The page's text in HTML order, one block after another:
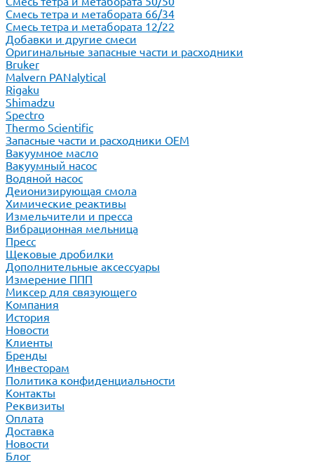
Смесь тетра и метабората 66/34
Смесь тетра и метабората 12/22
Добавки и другие смеси
Оригинальные запасные части и расходники
Bruker
Malvern PANalytical
Rigaku
Shimadzu
Spectro
Thermo Scientific
Запасные части и расходники ОЕМ
Вакуумное масло
Вакуумный насос
Водяной насос
Деионизирующая смола
Химические реактивы
Измельчители и пресса
Вибрационная мельница
Пресс
Щековые дробилки
Дополнительные аксессуары
Измерение ППП
Миксер для связующего
Компания
История
Новости
Клиенты
Бренды
Инвесторам
Политика конфиденциальности
Контакты
Реквизиты
Оплата
Доставка
Новости
Блог